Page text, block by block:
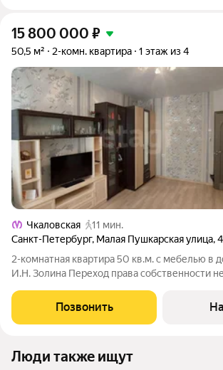
15 800 000 ₽
50,5 м² 2-комн. квартира 1 этаж из 4
Чкаловская
11 мин.
Санкт-Петербург, Малая Пушкарская улица,
2-комнатная квартира 50 кв.м. с мебелью в
И.Н. Золина Переход права собственности
рассрочку ! О КВАРТИРЕ: - В квартире
ремонт - Потолки натяжные
Позвонить
Люди также ищут